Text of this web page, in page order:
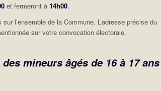
et fermeront à14h00.
l’ensemble de la Commune. L’adresse précise du
sur votre convocation électorale.
mineurs âgés de 16 à 17 ans